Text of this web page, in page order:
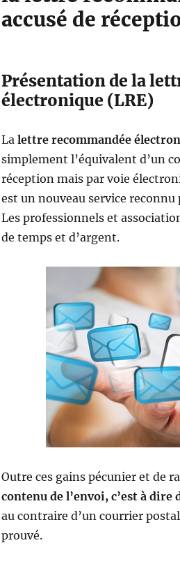
accusé de
Présentation de la
électronique (LRE)
La lettre recommandée
simplement l’équivalent d’un
réception mais par voie
est un nouveau service
Les professionnels et
de temps et d’argent.
Outre ces gains pécunier et de
contenu de l’envoi, c’est à
au contraire d’un courrier
prouvé.